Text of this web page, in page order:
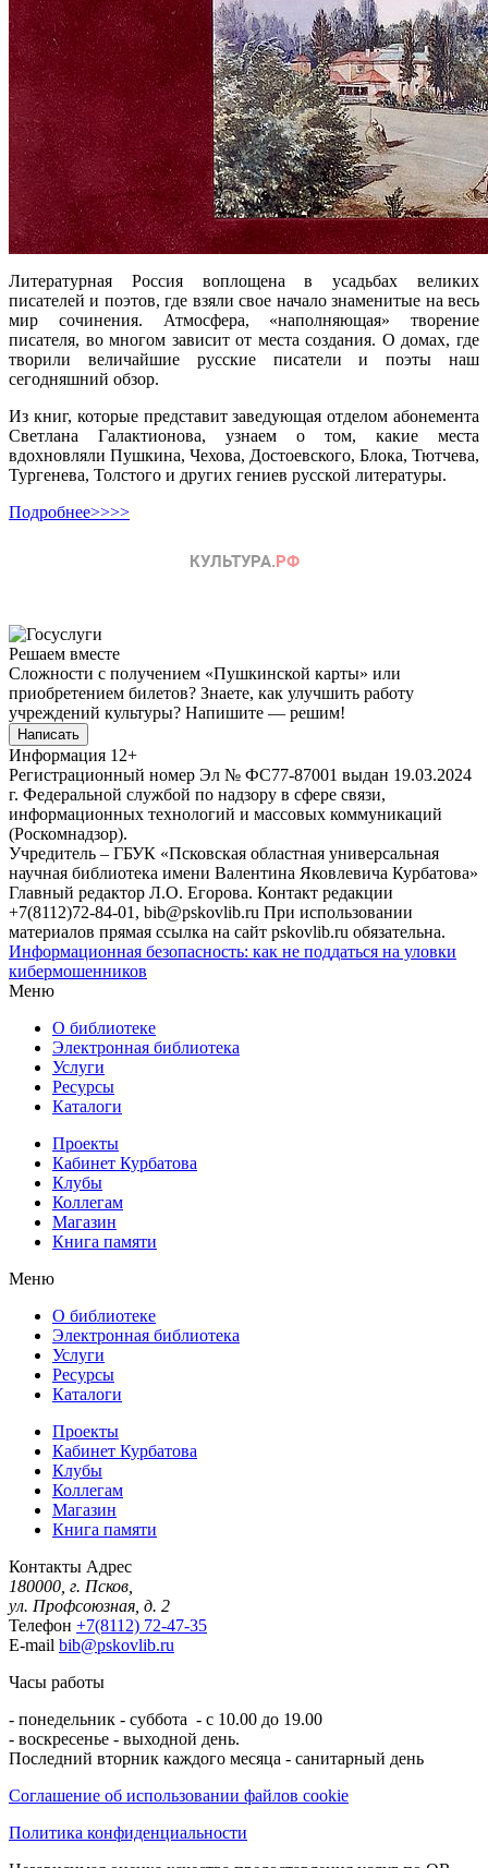
Литературная Россия воплощена в усадьбах великих
писателей и поэтов, где взяли свое начало знаменитые на весь
мир сочинения. Атмосфера, «наполняющая» творение
писателя, во многом зависит от места создания. О домах, где
творили величайшие русские писатели и поэты наш
сегодняшний обзор.
Из книг, которые представит заведующая отделом абонемента
Светлана Галактионова, узнаем о том, какие места
вдохновляли Пушкина, Чехова, Достоевского, Блока, Тютчева,
Тургенева, Толстого и других гениев русской литературы.
Подробнее>>>>
Решаем вместе
Сложности с получением «Пушкинской карты» или
приобретением билетов? Знаете, как улучшить работу
учреждений культуры? Напишите — решим!
Написать
Информация 12+
Регистрационный номер Эл № ФС77-87001 выдан 19.03.2024
г. Федеральной службой по надзору в сфере связи,
информационных технологий и массовых коммуникаций
(Роскомнадзор).
Учредитель – ГБУК «Псковская областная универсальная
научная библиотека имени Валентина Яковлевича Курбатова»
Главный редактор Л.О. Егорова. Контакт редакции
+7(8112)72-84-01, bib@pskovlib.ru При использовании
материалов прямая ссылка на сайт pskovlib.ru обязательна.
Информационная безопасность: как не поддаться на уловки
кибермошенников
Меню
О библиотеке
Электронная библиотека
Услуги
Ресурсы
Каталоги
Проекты
Кабинет Курбатова
Клубы
Коллегам
Магазин
Книга памяти
Меню
О библиотеке
Электронная библиотека
Услуги
Ресурсы
Каталоги
Проекты
Кабинет Курбатова
Клубы
Коллегам
Магазин
Книга памяти
Контакты Адрес
180000, г. Псков,
ул. Профсоюзная, д. 2
Телефон +7(8112) 72-47-35
E-mail bib@pskovlib.ru
Часы работы
- понедельник - суббота - с 10.00 до 19.00
- воскресенье - выходной день.
Последний вторник каждого месяца - санитарный день
Соглашение об использовании файлов cookie
Политика конфиденциальности